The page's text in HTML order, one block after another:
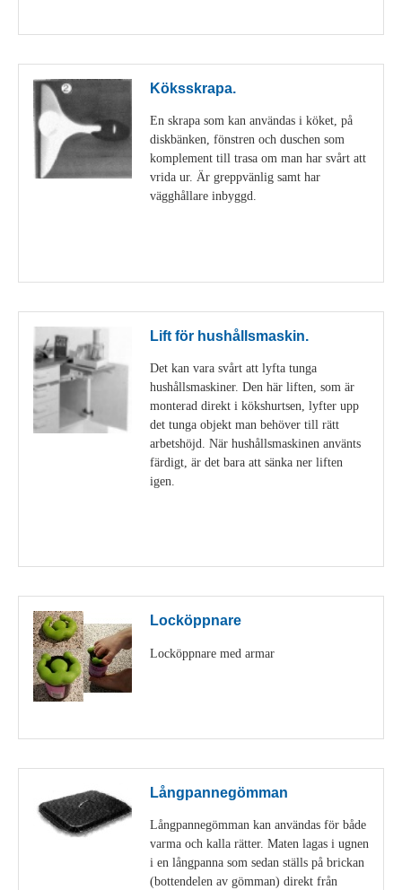
Köksskrapa.
En skrapa som kan användas i köket, på
diskbänken, fönstren och duschen som
komplement till trasa om man har svårt att
vrida ur. Är greppvänlig samt har
vägghållare inbyggd.
Lift för hushållsmaskin.
Det kan vara svårt att lyfta tunga
hushållsmaskiner. Den här liften, som är
monterad direkt i kökshurtsen, lyfter upp
det tunga objekt man behöver till rätt
arbetshöjd. När hushållsmaskinen använts
färdigt, är det bara att sänka ner liften
igen.
Locköppnare
Locköppnare med armar
Långpannegömman
Långpannegömman kan användas för både
varma och kalla rätter. Maten lagas i ugnen
i en långpanna som sedan ställs på brickan
(bottendelen av gömman) direkt från